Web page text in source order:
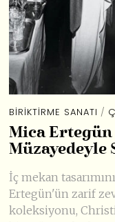
BIRIKTIRME SANATI /
Mica
Müzayedeyle
İç mekan
Ertegün'ün zarif
koleksiyonu,